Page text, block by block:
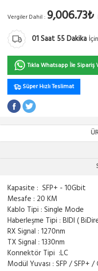
Vergiler Dahil : 9,006.73₺
01Saat 55Dakika
Tıkla Whatsapp İle Sipariş
Süper Hızlı Teslimat
Kapasite : SFP+ - 10Gbit
Mesafe : 20 KM
Kablo Tipi : Single Mode
Haberleşme Tipi : BIDI (
RX Signal : 1270nm
TX Signal : 1330nm
Konnektör Tipi :LC
Modül Yuvası : SFP / SFP+